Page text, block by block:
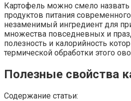
Картофель можно смело
продуктов питания
незаменимый ингредиент для
множества повседневных и
полезность и калорийность
термической обработки этого
Полезные свойства
Содержание статьи: